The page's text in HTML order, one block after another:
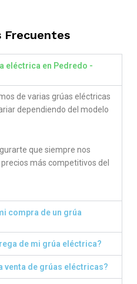
Frecuentes
eléctrica en Pedredo -
de varias grúas eléctricas
dependiendo del modelo
que siempre nos
más competitivos del
compra de un grúa
de mi grúa eléctrica?
venta de grúas eléctricas?